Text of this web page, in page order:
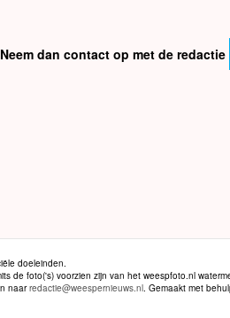
dan contact op met de redactie
doeleinden.
de foto('s) voorzien zijn van het weespfoto.nl
naarredactie@weespernieuws.nl. Gemaakt met